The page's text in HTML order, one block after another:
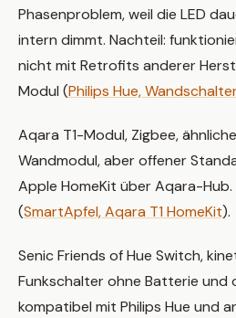
Phasenproblem, weil die LED
intern dimmt. Nachteil:
nicht mit Retrofits anderer
Modul (Philips Hue,
Aqara T1-Modul, Zigbee,
Wandmodul, aber offener
Apple HomeKit über Aqara-
(SmartApfel, Aqara T1 HomeKit).
Senic Friends of Hue Switch,
Funkschalter ohne Batterie und
kompatibel mit Philips Hue und